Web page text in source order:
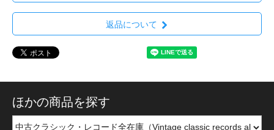
返品について
ほかの商品を探す